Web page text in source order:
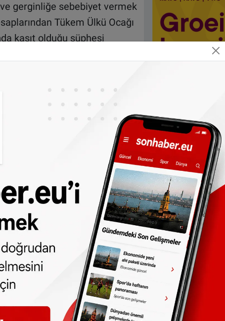
gerginliğe sebebiyet vermek
Tükem Ülkü Ocağı
kasıt olduğu şüphesi
HTF, konuyu emniyete
şöyle:
sayın Erim Uğurlu bey ve
sahte hesaplar
arasında gerginlik
istenmektedir.
Ülkü Ocağı) geçen
polise müracaat etmiş